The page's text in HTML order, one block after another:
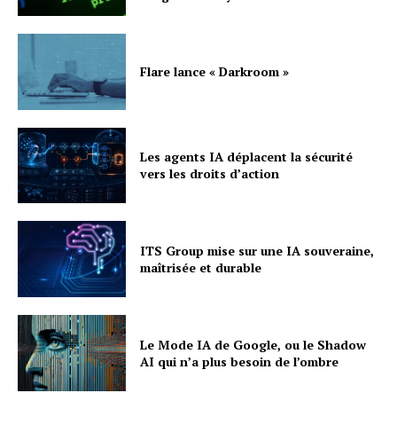
Flare lance « Darkroom »
Les agents IA déplacent la sécurité
vers les droits d’action
ITS Group mise sur une IA souveraine,
maîtrisée et durable
Le Mode IA de Google, ou le Shadow
AI qui n’a plus besoin de l’ombre